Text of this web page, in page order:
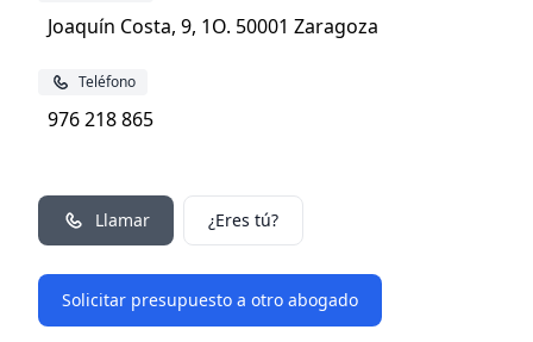
Joaquín Costa, 9, 1O. 50001 Zaragoza
Teléfono
976 218 865
Llamar ¿Eres tú?
Solicitar presupuesto a otro abogado